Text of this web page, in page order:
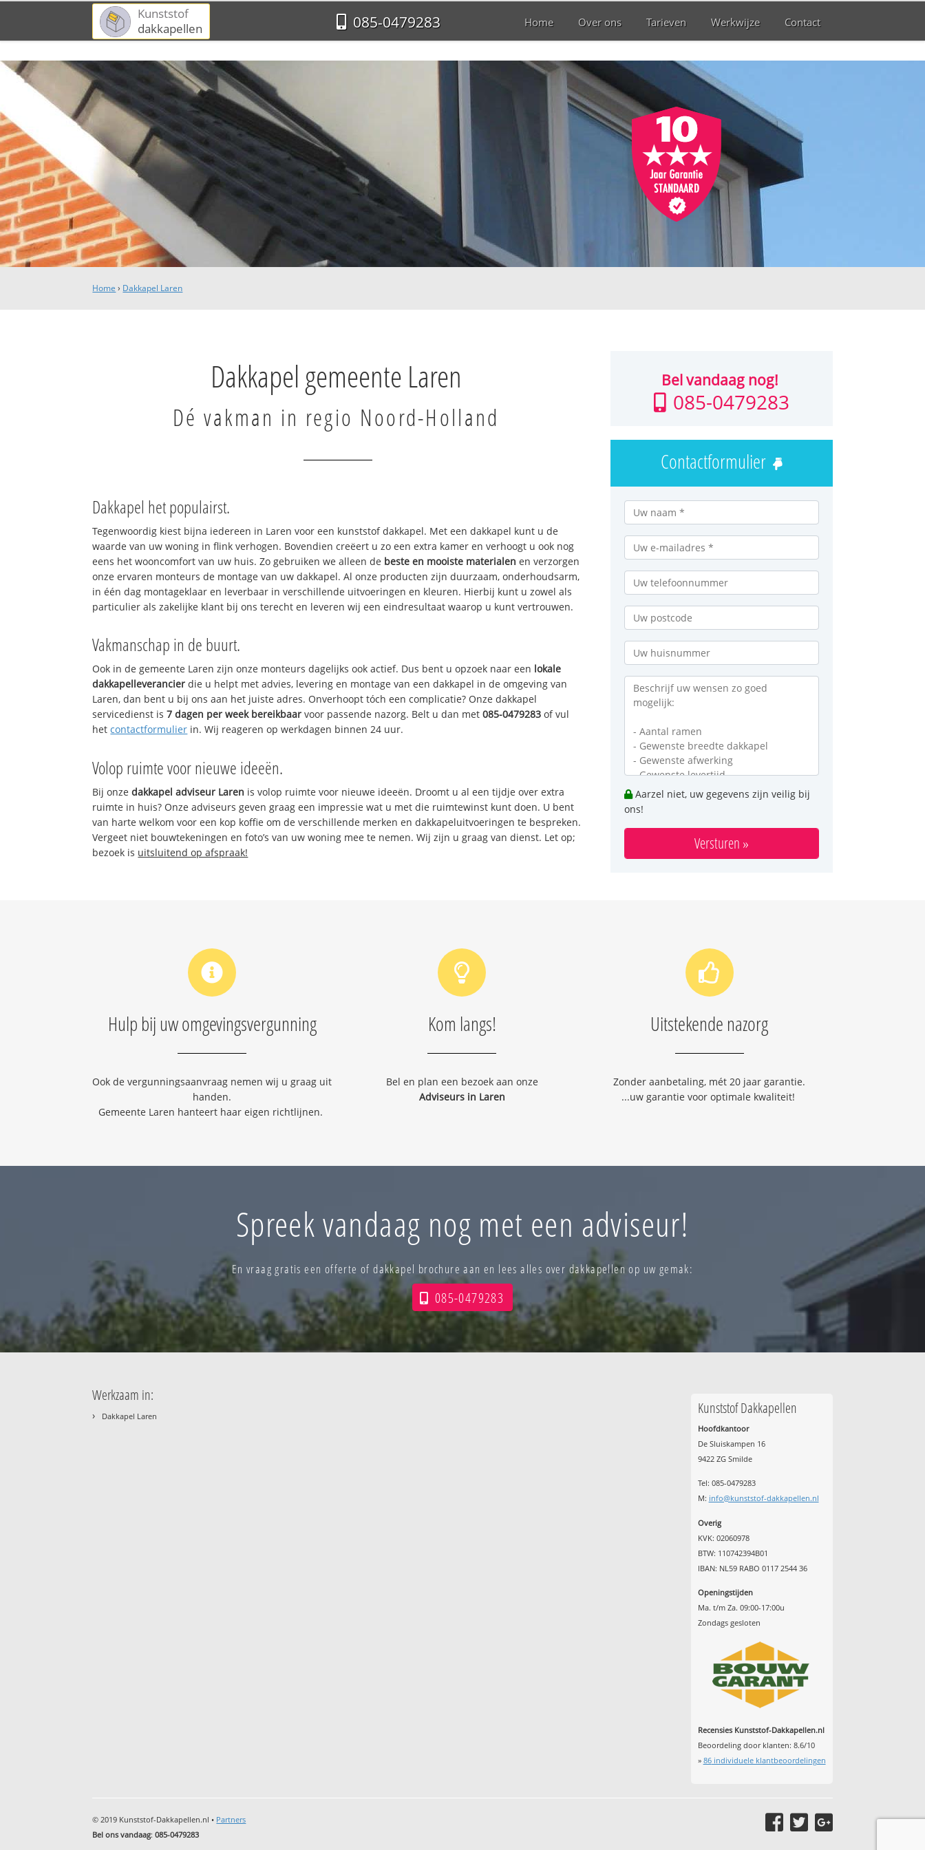
Kunststof
dakkapellen
085-0479283 Home Over ons Tarieven Werkwijze Contact
Home › Dakkapel Laren
Dakkapel gemeente Laren
Dé vakman in regio Noord-Holland
Dakkapel het populairst.
Tegenwoordig kiest bijna iedereen in Laren voor een kunststof dakkapel. Met een dakkapel kunt u de
waarde van uw woning in flink verhogen. Bovendien creëert u zo een extra kamer en verhoogt u ook nog
eens het wooncomfort van uw huis. Zo gebruiken we alleen de beste en mooiste materialen en verzorgen
onze ervaren monteurs de montage van uw dakkapel. Al onze producten zijn duurzaam, onderhoudsarm,
in één dag montageklaar en leverbaar in verschillende uitvoeringen en kleuren. Hierbij kunt u zowel als
particulier als zakelijke klant bij ons terecht en leveren wij een eindresultaat waarop u kunt vertrouwen.
Vakmanschap in de buurt.
Ook in de gemeente Laren zijn onze monteurs dagelijks ook actief. Dus bent u opzoek naar een lokale
dakkapelleverancier die u helpt met advies, levering en montage van een dakkapel in de omgeving van
Laren, dan bent u bij ons aan het juiste adres. Onverhoopt tóch een complicatie? Onze dakkapel
servicedienst is7 dagen per week bereikbaar voor passende nazorg. Belt u dan met085-0479283 of vul
hetcontactformulier in. Wij reageren op werkdagen binnen 24 uur.
Volop ruimte voor nieuwe ideeën.
Bij onzedakkapel adviseur Laren is volop ruimte voor nieuwe ideeën. Droomt u al een tijdje over extra
ruimte in huis? Onze adviseurs geven graag een impressie wat u met die ruimtewinst kunt doen. U bent
van harte welkom voor een kop koffie om de verschillende merken en dakkapeluitvoeringen te bespreken.
Vergeet niet bouwtekeningen en foto’s van uw woning mee te nemen. Wij zijn u graag van dienst. Let op;
bezoek is uitsluitend op afspraak!
Bel vandaag nog!
085-0479283
Contactformulier
Aarzel niet, uw gegevens zijn veilig bij
ons!
Hulp bij uw omgevingsvergunning
Ook de vergunningsaanvraag nemen wij u graag uit
handen.
Gemeente Laren hanteert haar eigen richtlijnen.
Kom langs!
Bel en plan een bezoek aan onze
Adviseurs in Laren
Uitstekende nazorg
Zonder aanbetaling, mét 20 jaar garantie.
...uw garantie voor optimale kwaliteit!
Spreek vandaag nog met een adviseur!
En vraag gratis een offerte of dakkapel brochure aan en lees alles over dakkapellen op uw gemak:
085-0479283
Werkzaam in:
› Dakkapel Laren Kunststof Dakkapellen
Hoofdkantoor
De Sluiskampen 16
9422 ZG Smilde
Tel: 085-0479283
M: info@kunststof-dakkapellen.nl
Overig
KVK: 02060978
BTW: 110742394B01
IBAN: NL59 RABO 0117 2544 36
Openingstijden
Ma. t/m Za. 09:00-17:00u
Zondags gesloten
Recensies Kunststof-Dakkapellen.nl
Beoordeling door klanten: 8.6/10
» 86individuele klantbeoordelingen
© 2019 Kunststof-Dakkapellen.nl • Partners
Bel ons vandaag:085-0479283